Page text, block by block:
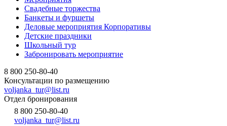
Свадебные торжества
Банкеты и фуршеты
Деловые мероприятия Корпоративы
Детские праздники
Школьный тур
Забронировать мероприятие
8 800 250-80-40
Консультации по размещению
voljanka_tur@list.ru
Отдел бронирования
8 800 250-80-40
voljanka_tur@list.ru